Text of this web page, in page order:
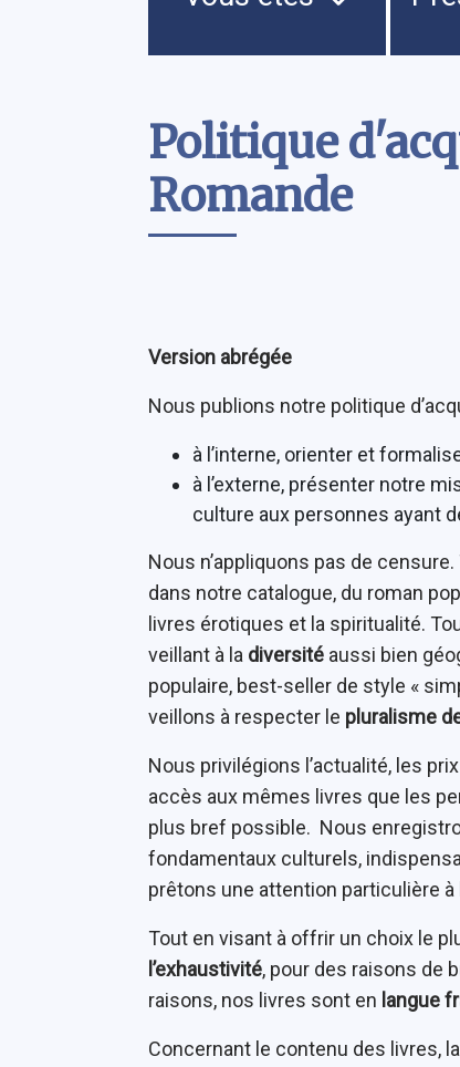
Politique
Romande
Version abrégée
Nous publions notre politique
à l’interne, orienter et
à l’externe, présenter notre
culture aux personnes ayant
Nous n’appliquons pas de
dans notre catalogue, du roman
livres érotiques et la spiritualité.
veillant à la diversité aussi bien
populaire, best-seller de style «
veillons à respecter le pluralisme
Nous privilégions l’actualité, les
accès aux mêmes livres que les
plus bref possible. Nous
fondamentaux culturels,
prêtons une attention particulière
Tout en visant à offrir un choix le
l’exhaustivité, pour des raisons de
raisons, nos livres sont en langue
Concernant le contenu des livres, la